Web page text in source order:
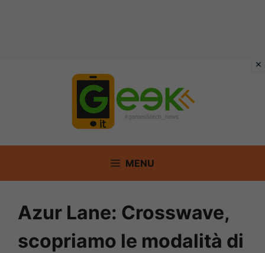
MENU
Azur Lane: Crosswave,
scopriamo le modalità di